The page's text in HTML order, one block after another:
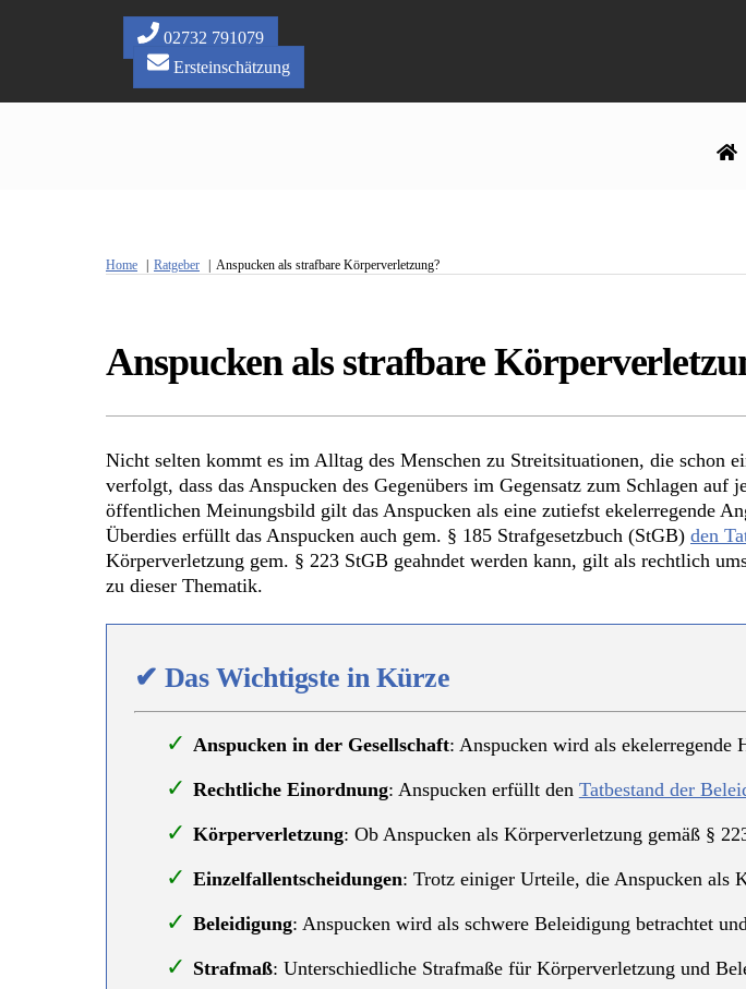
02732 791079
Ersteinschätzung
Home Ratgeber Anspucken als strafbare Körperverletzung?
Anspucken als strafbare
Nicht selten kommt es im Alltag des Menschen zu Streitsituationen, die schon
verfolgt, dass das Anspucken des Gegenübers im Gegensatz zum Schlagen
öffentlichen Meinungsbild gilt das Anspucken als eine zutiefst ekelerregende
Überdies erfüllt das Anspucken auch gem. § 185 Strafgesetzbuch (StGB) den
Körperverletzung gem. § 223 StGB geahndet werden kann, gilt als rechtlich
zu dieser Thematik.
✔ Das Wichtigste in Kürze
Anspucken in der Gesellschaft: Anspucken wird als ekelerregende
Rechtliche Einordnung: Anspucken erfüllt den Tatbestand der
Körperverletzung: Ob Anspucken als Körperverletzung gemäß §
Einzelfallentscheidungen: Trotz einiger Urteile, die Anspucken als
Beleidigung: Anspucken wird als schwere Beleidigung betrachtet
Strafmaß: Unterschiedliche Strafmaße für Körperverletzung und